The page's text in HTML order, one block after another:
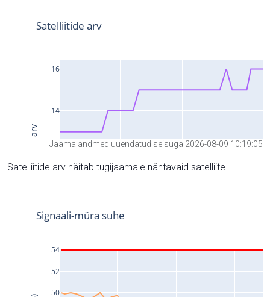
Jaama andmed uuendatud seisuga 2026-08-09 10:19:05
Satelliitide arv näitab tugijaamale nähtavaid satelliite.